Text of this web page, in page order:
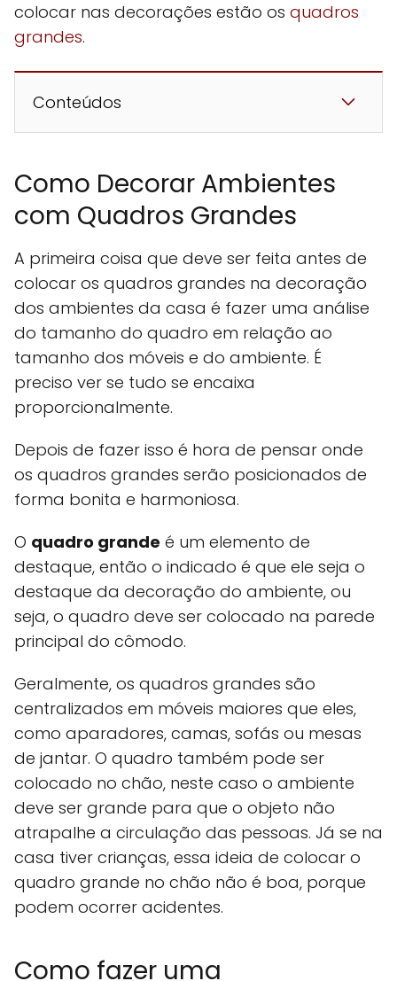
colocar nas decorações estão os quadros
grandes.
Conteúdos
Como Decorar Ambientes
com Quadros Grandes
A primeira coisa que deve ser feita antes de
colocar os quadros grandes na decoração
dos ambientes da casa é fazer uma análise
do tamanho do quadro em relação ao
tamanho dos móveis e do ambiente. É
preciso ver se tudo se encaixa
proporcionalmente.
Depois de fazer isso é hora de pensar onde
os quadros grandes serão posicionados de
forma bonita e harmoniosa.
O quadro grande é um elemento de
destaque, então o indicado é que ele seja o
destaque da decoração do ambiente, ou
seja, o quadro deve ser colocado na parede
principal do cômodo.
Geralmente, os quadros grandes são
centralizados em móveis maiores que eles,
como aparadores, camas, sofás ou mesas
de jantar. O quadro também pode ser
colocado no chão, neste caso o ambiente
deve ser grande para que o objeto não
atrapalhe a circulação das pessoas. Já se na
casa tiver crianças, essa ideia de colocar o
quadro grande no chão não é boa, porque
podem ocorrer acidentes.
Como fazer uma